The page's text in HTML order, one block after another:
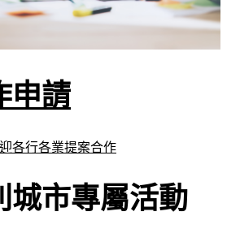
申請
各行各業提案合作
城市專屬活動